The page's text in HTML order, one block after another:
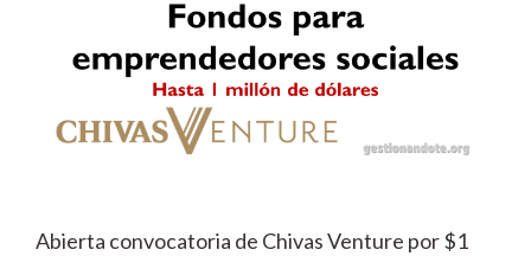
Abierta convocatoria de Chivas Venture por $1